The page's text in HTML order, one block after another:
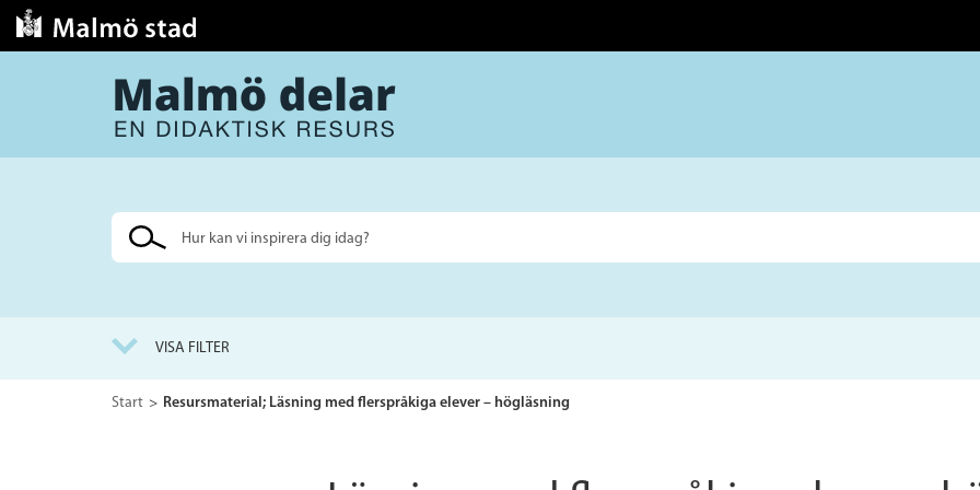
Sök
VISA FILTER
Start Resursmaterial; Läsning med flerspråkiga elever – högläsning